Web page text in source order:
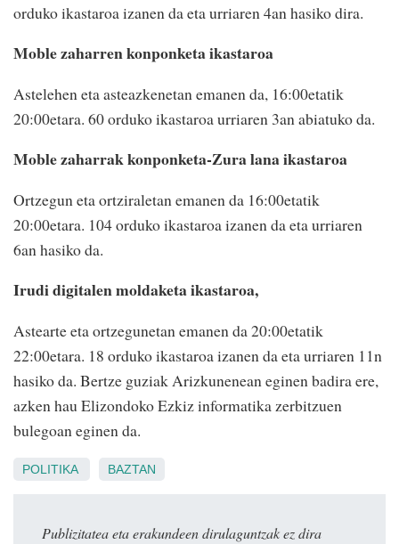
orduko ikastaroa izanen da eta urriaren 4an hasiko dira.
Moble zaharren konponketa ikastaroa
Astelehen eta asteazkenetan emanen da, 16:00etatik
20:00etara. 60 orduko ikastaroa urriaren 3an abiatuko da.
Moble zaharrak konponketa-Zura lana ikastaroa
Ortzegun eta ortziraletan emanen da 16:00etatik
20:00etara. 104 orduko ikastaroa izanen da eta urriaren
6an hasiko da.
Irudi digitalen moldaketa ikastaroa,
Astearte eta ortzegunetan emanen da 20:00etatik
22:00etara. 18 orduko ikastaroa izanen da eta urriaren 11n
hasiko da. Bertze guziak Arizkunenean eginen badira ere,
azken hau Elizondoko Ezkiz informatika zerbitzuen
bulegoan eginen da.
POLITIKA BAZTAN
Publizitatea eta erakundeen dirulaguntzak ez dira